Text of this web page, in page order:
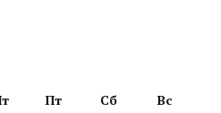
Пт Сб
Вс